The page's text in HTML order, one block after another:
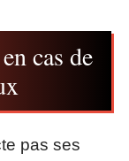
cas de
pas ses